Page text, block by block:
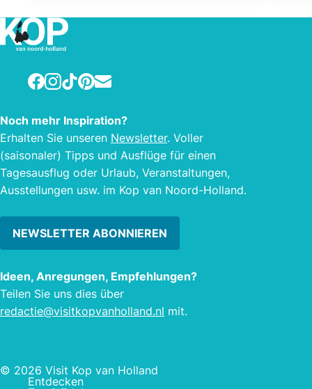
Apfelkuchen.
Facebook
Instagram
TikTokPinterest
E-mail
Noch mehr Inspiration?
Erhalten Sie unseren Newsletter. Voller
(saisonaler) Tipps und Ausflüge für einen
Tagesausflug oder Urlaub, Veranstaltungen,
Ausstellungen usw. im Kop van Noord-Holland.
NEWSLETTER ABONNIEREN
Ideen, Anregungen, Empfehlungen?
Teilen Sie uns dies über
redactie@visitkopvanholland.nl mit.
© 2026 Visit Kop van Holland
Entdecken